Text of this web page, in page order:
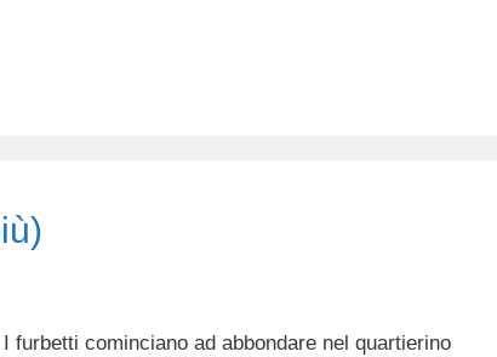
furbetti cominciano ad abbondare nel quartierino